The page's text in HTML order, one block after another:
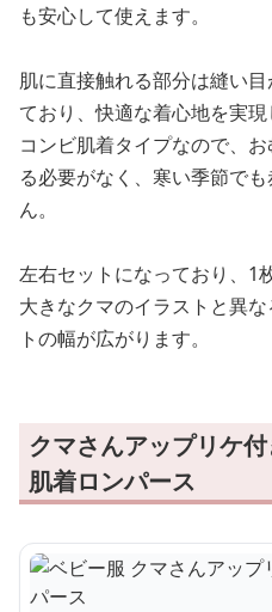
も安心して使えます。
肌に直接触れる部分は縫い
ており、快適な着心地を実現
コンビ肌着タイプなので、
る必要がなく、寒い季節で
ん。
左右セットになっており、1
大きなクマのイラストと異
トの幅が広がります。
クマさんアップリケ
肌着ロンパース